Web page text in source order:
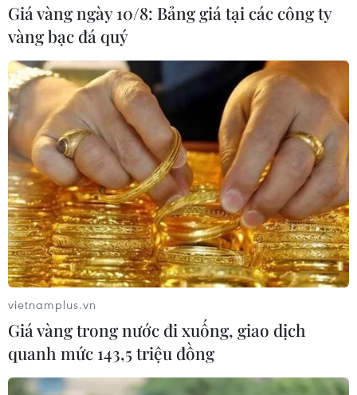
Giá vàng ngày 10/8: Bảng giá tại các công ty
vàng bạc đá quý
vietnamplus.vn
Giá vàng trong nước đi xuống, giao dịch
quanh mức 143,5 triệu đồng